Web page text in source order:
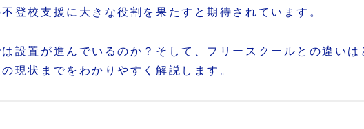
登校支援に大きな役割を果たすと期待されています。
設置が進んでいるのか？そして、フリースクールとの違いは
現状までをわかりやすく解説します。